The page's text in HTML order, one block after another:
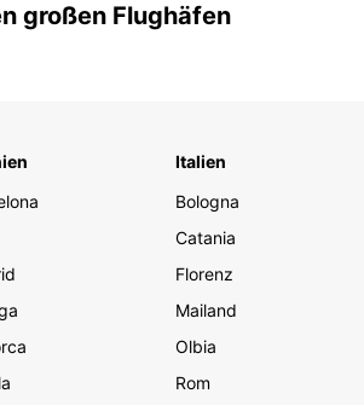
großen Flughäfen
Italien
Bologna
Catania
Florenz
Mailand
Olbia
Rom